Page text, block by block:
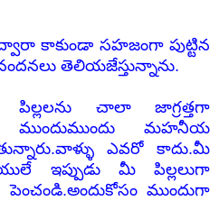
కాకుండా సహజంగా పుట్టిన
తెలియజేస్తున్నాను.
పిల్లలను చాలా జాగ్రత్తగా
ముందుముందు మహనీయ
ఎవరో కాదు.మీ
ఇప్పుడు మీ పిల్లలుగా
పెంచండి.అందుకోసం ముందుగా